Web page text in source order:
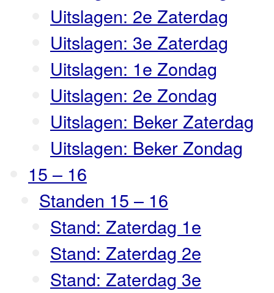
Uitslagen: 2e Zaterdag
Uitslagen: 3e Zaterdag
Uitslagen: 1e Zondag
Uitslagen: 2e Zondag
Uitslagen: Beker Zaterdag
Uitslagen: Beker Zondag
15 – 16
Standen 15 – 16
Stand: Zaterdag 1e
Stand: Zaterdag 2e
Stand: Zaterdag 3e